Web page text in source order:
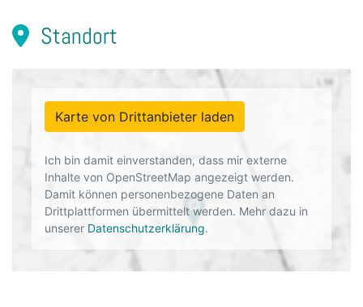
Standort
Karte von Drittanbieter laden
Ich bin damit einverstanden, dass mir externe
Inhalte von OpenStreetMap angezeigt werden.
Damit können personenbezogene Daten an
Drittplattformen übermittelt werden. Mehr dazu in
unserer Datenschutzerklärung.